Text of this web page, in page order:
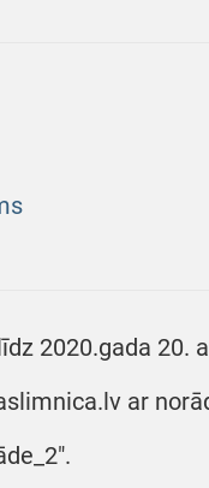
2020.gada 20.
ar